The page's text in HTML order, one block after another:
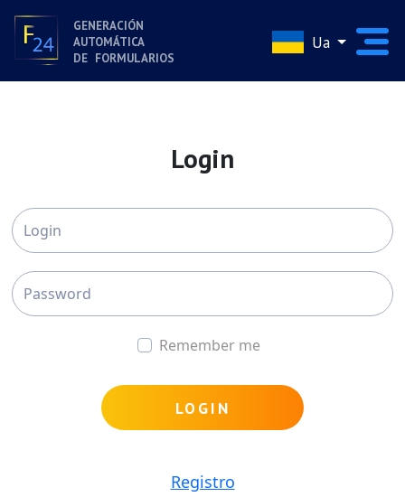
GENERACIÓN
AUTOMÁTICA
DE FORMULARIOS
Ua
Login
Remember me
LOGIN
Registro